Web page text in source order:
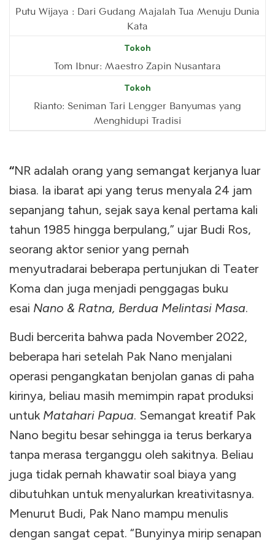
Putu Wijaya : Dari Gudang Majalah Tua Menuju Dunia
Kata
Tokoh
Tom Ibnur: Maestro Zapin Nusantara
Tokoh
Rianto: Seniman Tari Lengger Banyumas yang
Menghidupi Tradisi
“NR adalah orang yang semangat kerjanya luar
biasa. Ia ibarat api yang terus menyala 24 jam
sepanjang tahun, sejak saya kenal pertama kali
tahun 1985 hingga berpulang,” ujar Budi Ros,
seorang aktor senior yang pernah
menyutradarai beberapa pertunjukan di Teater
Koma dan juga menjadi penggagas buku
esai Nano & Ratna, Berdua Melintasi Masa.
Budi bercerita bahwa pada November 2022,
beberapa hari setelah Pak Nano menjalani
operasi pengangkatan benjolan ganas di paha
kirinya, beliau masih memimpin rapat produksi
untuk Matahari Papua. Semangat kreatif Pak
Nano begitu besar sehingga ia terus berkarya
tanpa merasa terganggu oleh sakitnya. Beliau
juga tidak pernah khawatir soal biaya yang
dibutuhkan untuk menyalurkan kreativitasnya.
Menurut Budi, Pak Nano mampu menulis
dengan sangat cepat. “Bunyinya mirip senapan